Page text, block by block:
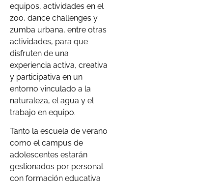
equipos, actividades en el
zoo, dance challenges y
zumba urbana, entre otras
actividades, para que
disfruten de una
experiencia activa, creativa
y participativa en un
entorno vinculado a la
naturaleza, el agua y el
trabajo en equipo.
Tanto la escuela de verano
como el campus de
adolescentes estarán
gestionados por personal
con formación educativa